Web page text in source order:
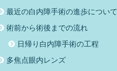
最近の白内障手術の進歩について
術前から術後までの流れ
日帰り白内障手術の工程
多焦点眼内レンズ